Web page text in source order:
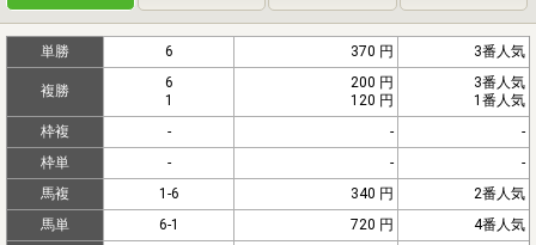
単勝 6 370 円 3番人気
複勝
6
1
200 円
120 円
3番人気
1番人気
枠複
- -
-
枠単
- -
-
馬複
1-6 340 円
2番人気
馬単
6-1 720 円 4番人気